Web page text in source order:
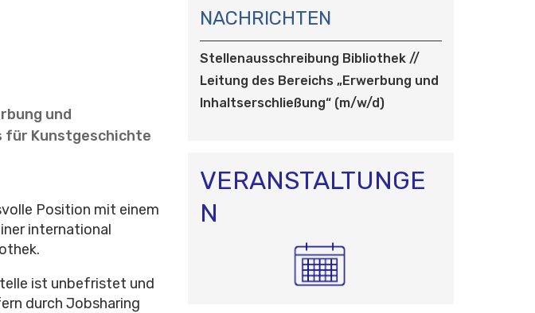
und
für Kunstgeschichte
Position mit einem
international
ist unbefristet und
durch Jobsharing
A
V
I
G
A
T
NACHRICHTEN
Stellenausschreibung Bibliothek //
Leitung des Bereichs „Erwerbung und
Inhaltserschließung“ (m/w/d)
VERANSTALTUNGE
N